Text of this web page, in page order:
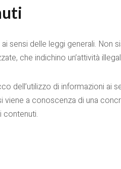
sensi delle leggi generali.
che indichino un’attività
dell’utilizzo di informazioni ai
a conoscenza di una
contenuti.